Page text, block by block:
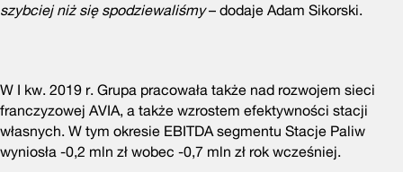
szybciej niż się spodziewaliśmy– dodaje Adam Sikorski.
W I kw. 2019 r. Grupa pracowała także nad rozwojem sieci
franczyzowej AVIA, a także wzrostem efektywności stacji
własnych. W tym okresie EBITDA segmentu Stacje Paliw
wyniosła -0,2 mln zł wobec -0,7 mln zł rok wcześniej.